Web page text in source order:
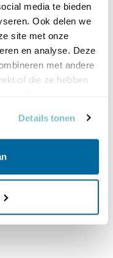
media te bieden
Ook delen we
site met onze
en analyse. Deze
met andere
of die ze hebben
Details tonen